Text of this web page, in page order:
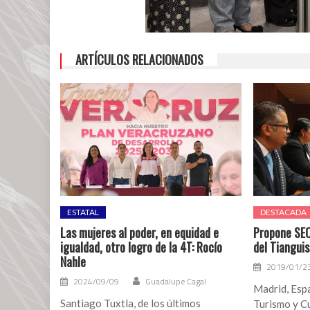
ARTÍCULOS RELACIONADOS
ESTATAL
Las mujeres al poder, en equidad e
igualdad, otro logro de la 4T: Rocío
Nahle
2024/09/09 Guadalupe Cagal
Santiago Tuxtla, de los últimos
DESTACADA
Propone
del
2019/01/
Madrid,
Turismo y